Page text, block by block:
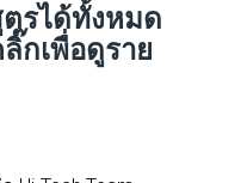
ตรได้ทั้งหมด
กเพื่อดูราย